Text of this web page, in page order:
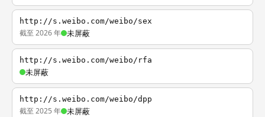
http://s.weibo.com/weibo/sex
截至 2026 年 未屏蔽
http://s.weibo.com/weibo/rfa
未屏蔽
http://s.weibo.com/weibo/dpp
截至 2025 年 未屏蔽